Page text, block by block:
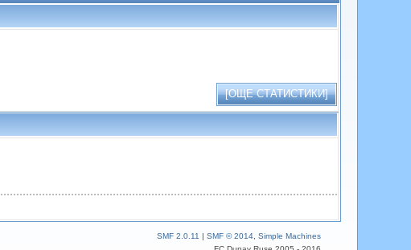
[ОЩЕ СТАТИСТИКИ]
SMF 2.0.11 | SMF © 2014, Simple Machines